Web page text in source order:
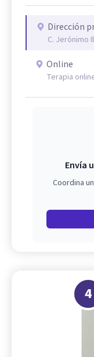
Dirección
C. Jerónimo
Online
Terapia
Envía
Coordina
4